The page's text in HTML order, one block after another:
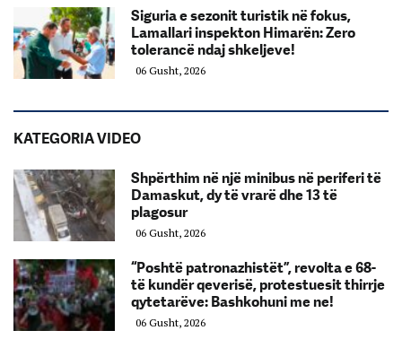
Siguria e sezonit turistik në fokus,
Lamallari inspekton Himarën: Zero
tolerancë ndaj shkeljeve!
06 Gusht, 2026
KATEGORIA VIDEO
Shpërthim në një minibus në periferi të
Damaskut, dy të vrarë dhe 13 të
plagosur
06 Gusht, 2026
“Poshtë patronazhistët”, revolta e 68-
të kundër qeverisë, protestuesit thirrje
qytetarëve: Bashkohuni me ne!
06 Gusht, 2026